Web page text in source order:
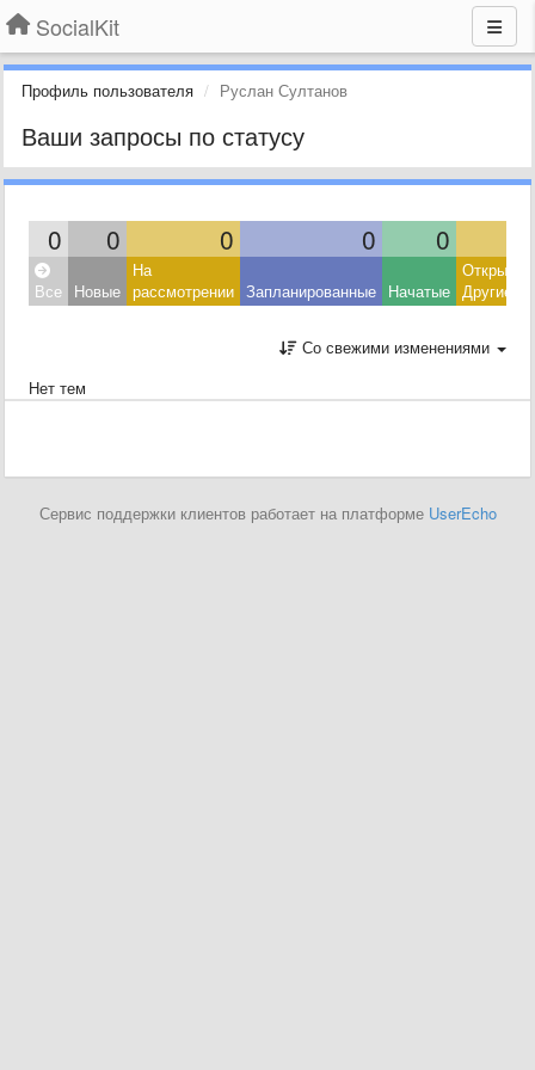
SocialKit
Профиль пользователя Руслан Султанов
Ваши запросы по статусу
0 0 0 0 0
Все Новые
На
рассмотрении Запланированные Начатые Другие
Со свежими изменениями
Нет тем
Сервис поддержки клиентов работает на платформе UserEcho